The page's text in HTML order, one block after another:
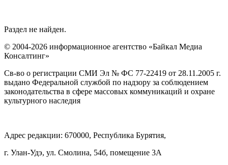
Раздел не найден.
© 2004-2026 информационное агентство «Байкал Медиа
Консалтинг»
Св-во о регистрации СМИ Эл № ФС 77-22419 от 28.11.2005 г.
выдано Федеральной службой по надзору за соблюдением
законодательства в сфере массовых коммуникаций и охране
культурного наследия
Адрес редакции: 670000, Республика Бурятия,
г. Улан-Удэ, ул. Смолина, 54б, помещение 3А